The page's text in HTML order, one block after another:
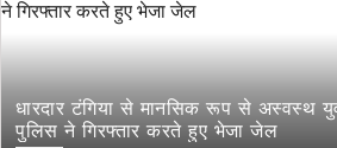
धारदार टंगिया से मानसिक रूप से अस्वस्थ
पुलिस ने गिरफ्तार करते हुए भेजा जेल